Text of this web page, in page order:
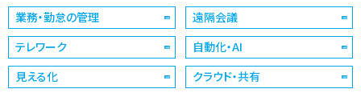
業務・勤怠の管理
遠隔会議
テレワーク
自動化・AI
見える化
クラウド・共有